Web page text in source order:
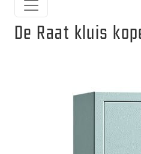
De Raat kluis